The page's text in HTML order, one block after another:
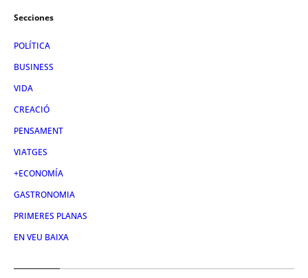
Secciones
POLÍTICA
BUSINESS
VIDA
CREACIÓ
PENSAMENT
VIATGES
+ECONOMÍA
GASTRONOMIA
PRIMERES PLANAS
EN VEU BAIXA